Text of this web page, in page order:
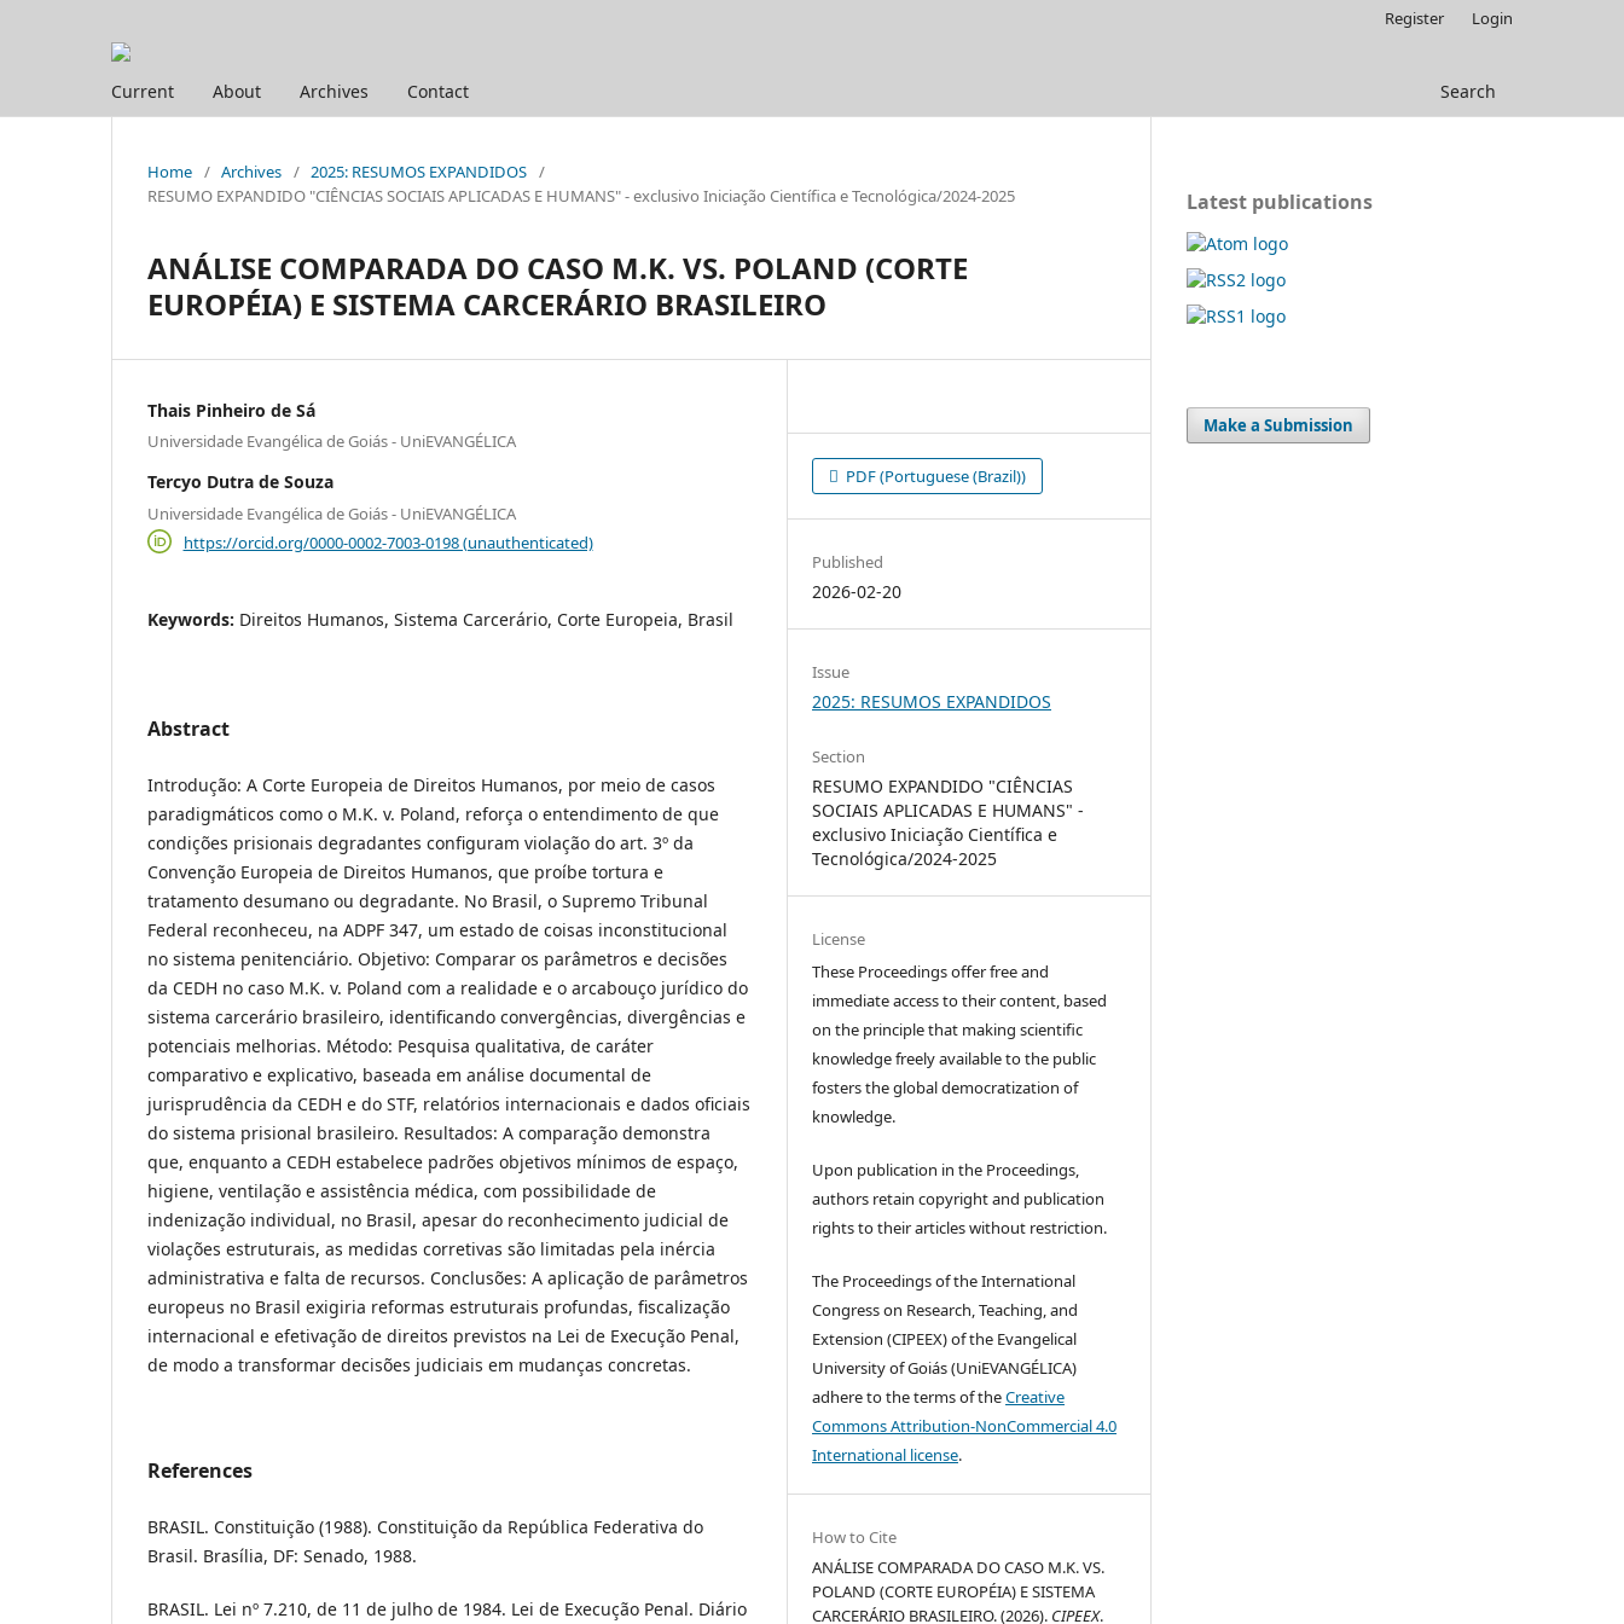
Current About Archives Contact Search
Register Login
Home / Archives / 2025: RESUMOS EXPANDIDOS /
RESUMO EXPANDIDO "CIÊNCIAS SOCIAIS APLICADAS E HUMANS" - exclusivo Iniciação Científica e Tecnológica/2024-2025
ANÁLISE COMPARADA DO CASO M.K. VS. POLAND (CORTE
EUROPÉIA) E SISTEMA CARCERÁRIO BRASILEIRO
Thais Pinheiro de Sá
Universidade Evangélica de Goiás - UniEVANGÉLICA
Tercyo Dutra de Souza
Universidade Evangélica de Goiás - UniEVANGÉLICA
https://orcid.org/0000-0002-7003-0198 (unauthenticated)
Keywords: Direitos Humanos, Sistema Carcerário, Corte Europeia, Brasil
Abstract
Introdução: A Corte Europeia de Direitos Humanos, por meio de casos
paradigmáticos como o M.K. v. Poland, reforça o entendimento de que
condições prisionais degradantes configuram violação do art. 3º da
Convenção Europeia de Direitos Humanos, que proíbe tortura e
tratamento desumano ou degradante. No Brasil, o Supremo Tribunal
Federal reconheceu, na ADPF 347, um estado de coisas inconstitucional
no sistema penitenciário. Objetivo: Comparar os parâmetros e decisões
da CEDH no caso M.K. v. Poland com a realidade e o arcabouço jurídico do
sistema carcerário brasileiro, identificando convergências, divergências e
potenciais melhorias. Método: Pesquisa qualitativa, de caráter
comparativo e explicativo, baseada em análise documental de
jurisprudência da CEDH e do STF, relatórios internacionais e dados oficiais
do sistema prisional brasileiro. Resultados: A comparação demonstra
que, enquanto a CEDH estabelece padrões objetivos mínimos de espaço,
higiene, ventilação e assistência médica, com possibilidade de
indenização individual, no Brasil, apesar do reconhecimento judicial de
violações estruturais, as medidas corretivas são limitadas pela inércia
administrativa e falta de recursos. Conclusões: A aplicação de parâmetros
europeus no Brasil exigiria reformas estruturais profundas, fiscalização
internacional e efetivação de direitos previstos na Lei de Execução Penal,
de modo a transformar decisões judiciais em mudanças concretas.
References
BRASIL. Constituição (1988). Constituição da República Federativa do
Brasil. Brasília, DF: Senado, 1988.
BRASIL. Lei nº 7.210, de 11 de julho de 1984. Lei de Execução Penal. Diário
PDF (Portuguese (Brazil))
Published
2026-02-20
Issue
2025: RESUMOS EXPANDIDOS
Section
RESUMO EXPANDIDO "CIÊNCIAS
SOCIAIS APLICADAS E HUMANS" -
exclusivo Iniciação Científica e
Tecnológica/2024-2025
License
These Proceedings offer free and
immediate access to their content, based
on the principle that making scientific
knowledge freely available to the public
fosters the global democratization of
knowledge.
Upon publication in the Proceedings,
authors retain copyright and publication
rights to their articles without restriction.
The Proceedings of the International
Congress on Research, Teaching, and
Extension (CIPEEX) of the Evangelical
University of Goiás (UniEVANGÉLICA)
adhere to the terms of theCreative
Commons Attribution-NonCommercial 4.0
International license.
How to Cite
ANÁLISE COMPARADA DO CASO M.K. VS.
POLAND (CORTE EUROPÉIA) E SISTEMA
CARCERÁRIO BRASILEIRO. (2026). CIPEEX.
Latest publications
Make a Submission